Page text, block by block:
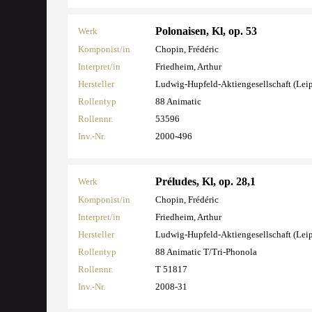
Werk Polonaisen, Kl, op. 53
Komponist/in
Chopin, Frédéric
Interpret/in
Friedheim, Arthur
Hersteller
Ludwig-Hupfeld-Aktiengesellschaft
Rollentyp
88 Animatic
Rollennr.
53596
Inv.-Nr.
2000-496
Werk Préludes, Kl, op. 28,1
Komponist/in
Chopin, Frédéric
Interpret/in
Friedheim, Arthur
Hersteller
Ludwig-Hupfeld-Aktiengesellschaft
Rollentyp
88 Animatic T/Tri-Phonola
Rollennr.
T 51817
Inv.-Nr.
2008-31